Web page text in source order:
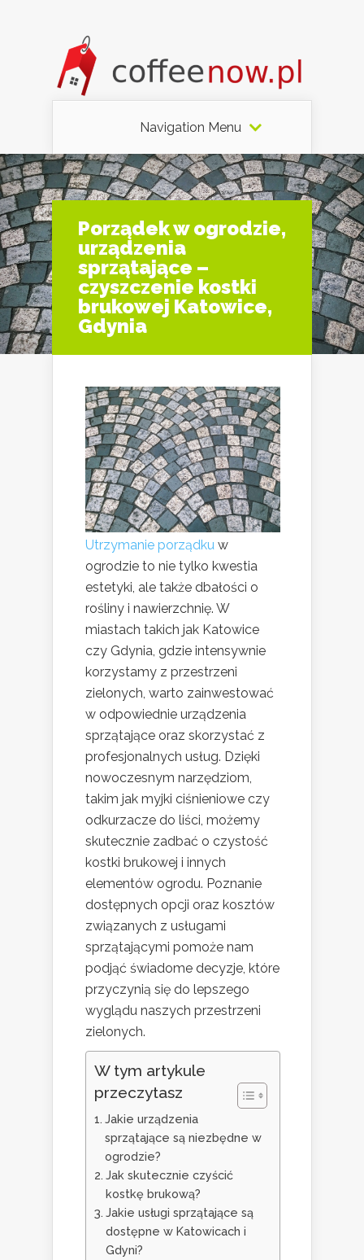
Navigation Menu
Porządek w ogrodzie,
urządzenia
sprzątające –
czyszczenie kostki
brukowej Katowice,
Gdynia
Utrzymanie porządku w
ogrodzie to nie tylko kwestia
estetyki, ale także dbałości o
rośliny i nawierzchnię. W
miastach takich jak Katowice
czy Gdynia, gdzie intensywnie
korzystamy z przestrzeni
zielonych, warto zainwestować
w odpowiednie urządzenia
sprzątające oraz skorzystać z
profesjonalnych usług. Dzięki
nowoczesnym narzędziom,
takim jak myjki ciśnieniowe czy
odkurzacze do liści, możemy
skutecznie zadbać o czystość
kostki brukowej i innych
elementów ogrodu. Poznanie
dostępnych opcji oraz kosztów
związanych z usługami
sprzątającymi pomoże nam
podjąć świadome decyzje, które
przyczynią się do lepszego
wyglądu naszych przestrzeni
zielonych.
W tym artykule
przeczytasz
Jakie urządzenia
sprzątające są niezbędne w
ogrodzie?
Jak skutecznie czyścić
kostkę brukową?
Jakie usługi sprzątające są
dostępne w Katowicach i
Gdyni?